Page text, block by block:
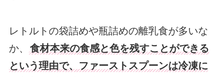
レトルトの袋詰めや瓶詰めの離乳食が多いな
か、 食材本来の食感と色を残すことができる
という理由で、ファーストスプーンは冷凍に